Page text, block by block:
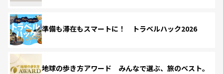
準備も滞在もスマートに！ トラベルハック2026
地球の歩き方アワード みんなで選ぶ、旅のベスト。